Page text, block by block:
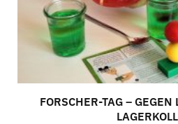
FORSCHER-TAG –